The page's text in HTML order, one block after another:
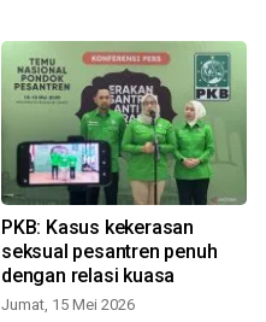
PKB: Kasus kekerasan
seksual pesantren penuh
dengan relasi kuasa
Jumat, 15 Mei 2026